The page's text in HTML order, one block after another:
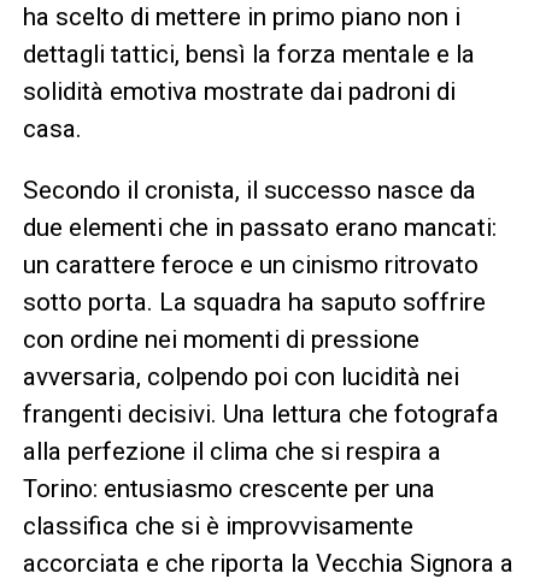
ha scelto di mettere in primo piano non i
dettagli tattici, bensì la forza mentale e la
solidità emotiva mostrate dai padroni di
casa.
Secondo il cronista, il successo nasce da
due elementi che in passato erano mancati:
un carattere feroce e un cinismo ritrovato
sotto porta. La squadra ha saputo soffrire
con ordine nei momenti di pressione
avversaria, colpendo poi con lucidità nei
frangenti decisivi. Una lettura che fotografa
alla perfezione il clima che si respira a
Torino: entusiasmo crescente per una
classifica che si è improvvisamente
accorciata e che riporta la Vecchia Signora a